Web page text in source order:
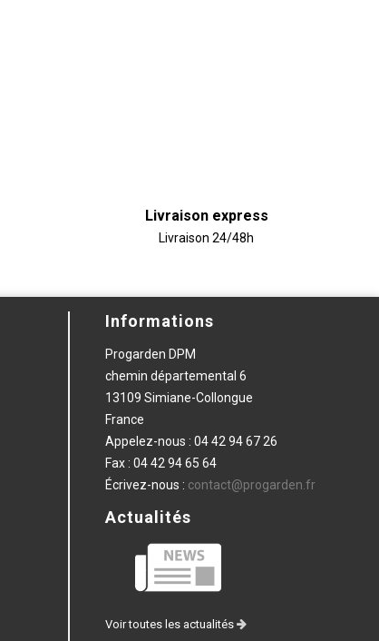
Livraison express
Livraison 24/48h
Informations
Progarden DPM
chemin départemental 6
13109 Simiane-Collongue
France
Appelez-nous : 04 42 94 67 26
Fax : 04 42 94 65 64
Écrivez-nous : contact@progarden.fr
Actualités
Voir toutes les actualités